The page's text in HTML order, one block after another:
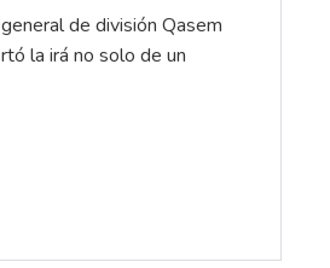
de división Qasem
la irá no solo de un